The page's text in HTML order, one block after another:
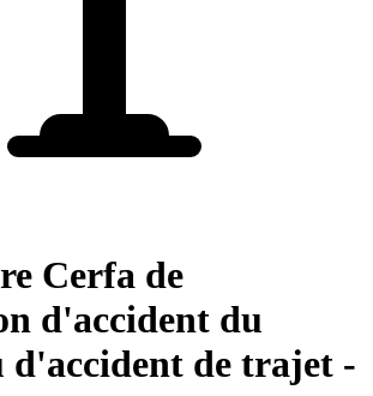
Cerfa de
d'accident du
de trajet -